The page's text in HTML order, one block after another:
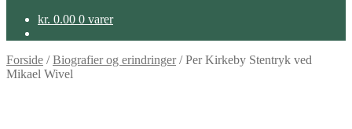
kr. 0.00 0 varer
Forside /Biografier og erindringer/Per Kirkeby Stentryk ved
Mikael Wivel